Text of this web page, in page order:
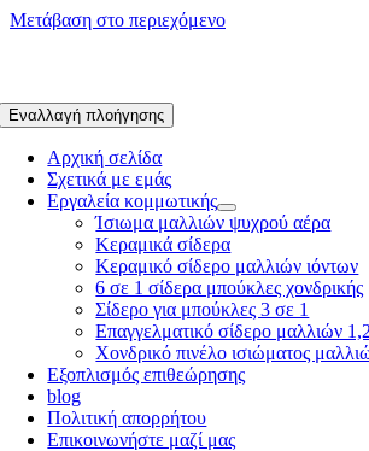
Μετάβαση στο περιεχόμενο
Εναλλαγή πλοήγησης
Αρχική σελίδα
Σχετικά με εμάς
Εργαλεία κομμωτικής
Ίσιωμα μαλλιών ψυχρού αέρα
Κεραμικά σίδερα
Κεραμικό σίδερο μαλλιών ιόντων
6 σε 1 σίδερα μπούκλες χονδρικής
Σίδερο για μπούκλες 3 σε 1
Επαγγελματικό σίδερο μαλλιών
Χονδρικό πινέλο ισιώματος
Εξοπλισμός επιθεώρησης
blog
Πολιτική απορρήτου
Επικοινωνήστε μαζί μας